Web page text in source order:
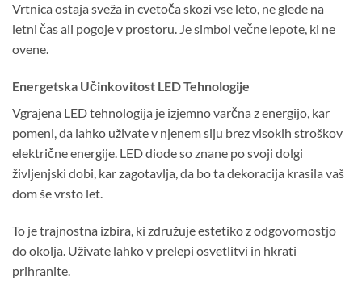
Vrtnica ostaja sveža in cvetoča skozi vse leto, ne glede na
letni čas ali pogoje v prostoru. Je simbol večne lepote, ki ne
ovene.
Energetska Učinkovitost LED Tehnologije
Vgrajena LED tehnologija je izjemno varčna z energijo, kar
pomeni, da lahko uživate v njenem siju brez visokih stroškov
električne energije. LED diode so znane po svoji dolgi
življenjski dobi, kar zagotavlja, da bo ta dekoracija krasila vaš
dom še vrsto let.
To je trajnostna izbira, ki združuje estetiko z odgovornostjo
do okolja. Uživate lahko v prelepi osvetlitvi in hkrati
prihranite.